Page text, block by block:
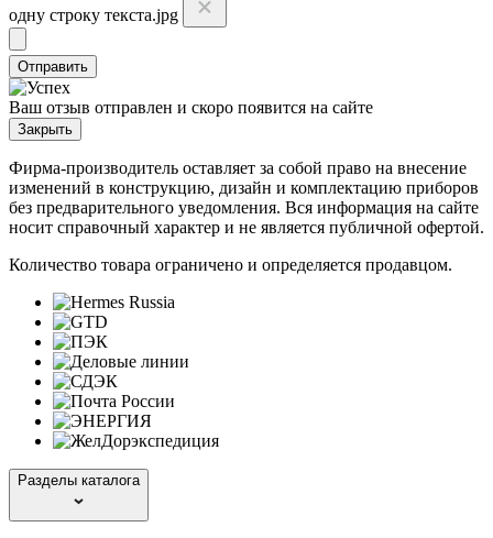
одну строку текста.jpg
Отправить
Ваш отзыв отправлен и скоро появится на сайте
Закрыть
Фирма-производитель оставляет за собой право на внесение
изменений в конструкцию, дизайн и комплектацию приборов
без предварительного уведомления. Вся информация на сайте
носит справочный характер и не является публичной офертой.
Количество товара ограничено и определяется продавцом.
Разделы каталога